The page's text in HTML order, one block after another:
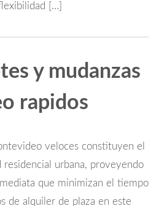
[…]
y mudanzas
rapidos
veloces constituyen el
urbana, proveyendo
que minimizan el tiempo
de alquiler de plaza en este